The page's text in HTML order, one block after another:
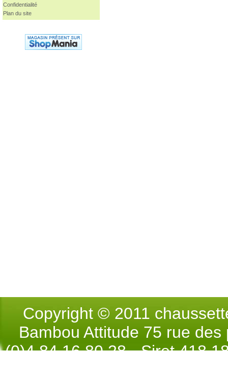
Confidentialité
Plan du site
Copyright © 2011
Bambou Attitude 75 rue
(0)4.84.16.80.28 - Siret 418